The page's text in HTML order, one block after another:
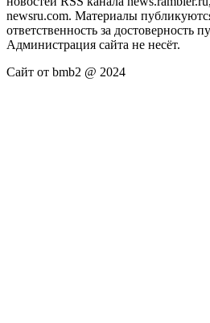
newsru.com. Материалы
ответственность за достоверность
Администрация сайта не несёт.
Сайт от bmb2 @ 2024